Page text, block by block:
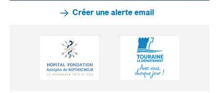
Créer une alerte email